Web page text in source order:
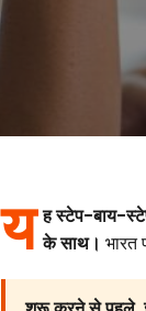
य ह स्टेप-बाय-
के साथ। भारत